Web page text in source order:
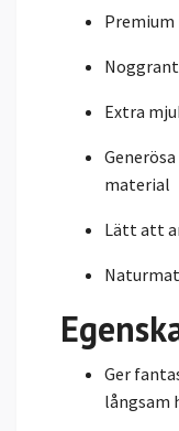
Extra
material
Lätt att
Ger
långsam